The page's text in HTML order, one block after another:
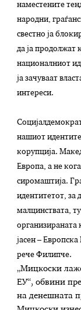
наместените
народни,
свестно ја
да ја продолжат
националниот
ја зачуваат
интереси.
нашиот
корупција.
Европа, а не
сиромаштија.
идентитетот, за
малцинствата,
јасен –
рече Филипче.
„Мицкоски
ЕУ“, обвини
на денешната